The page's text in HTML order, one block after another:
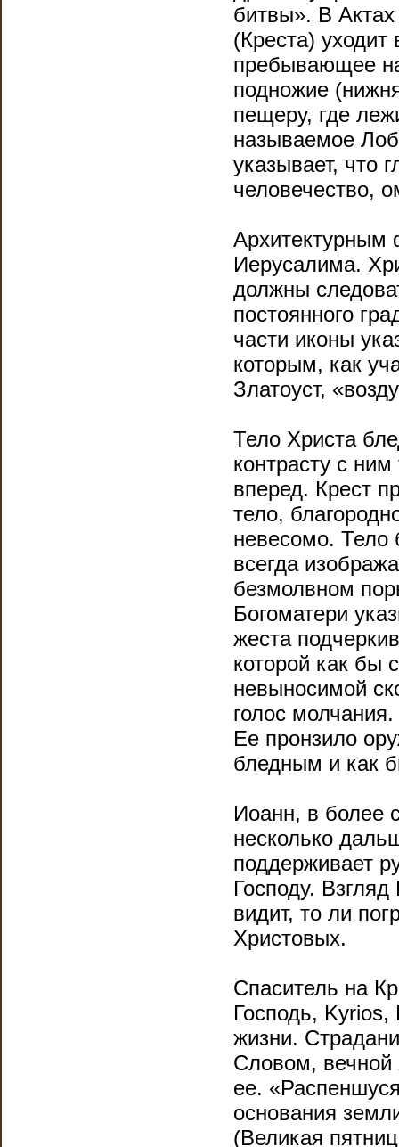
битвы». В
(Креста)
пребывающее
подножие
пещеру, где
называемое
указывает, что
человечество,
Архитектурным
Иерусалима.
должны
постоянного
части иконы
которым, как
Златоуст,
Тело Христа
контрасту с
вперед. Крест
тело,
невесомо. Тело
всегда
безмолвном
Богоматери
жеста
которой как бы
невыносимой
голос
Ее пронзило
бледным и как
Иоанн, в более
несколько
поддерживает
Господу.
видит, то ли
Христовых.
Спаситель на
Господь,
жизни.
Словом,
ее.
основания
(Великая